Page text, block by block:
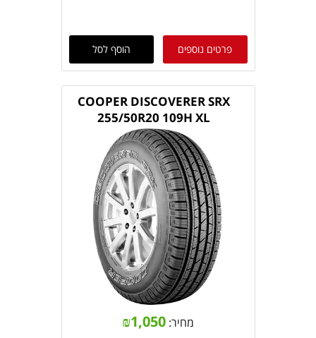
פרטים נוספים הוסף לסל
COOPER DISCOVERER SRX
255/50R20 109H XL
מחיר: ₪1,050